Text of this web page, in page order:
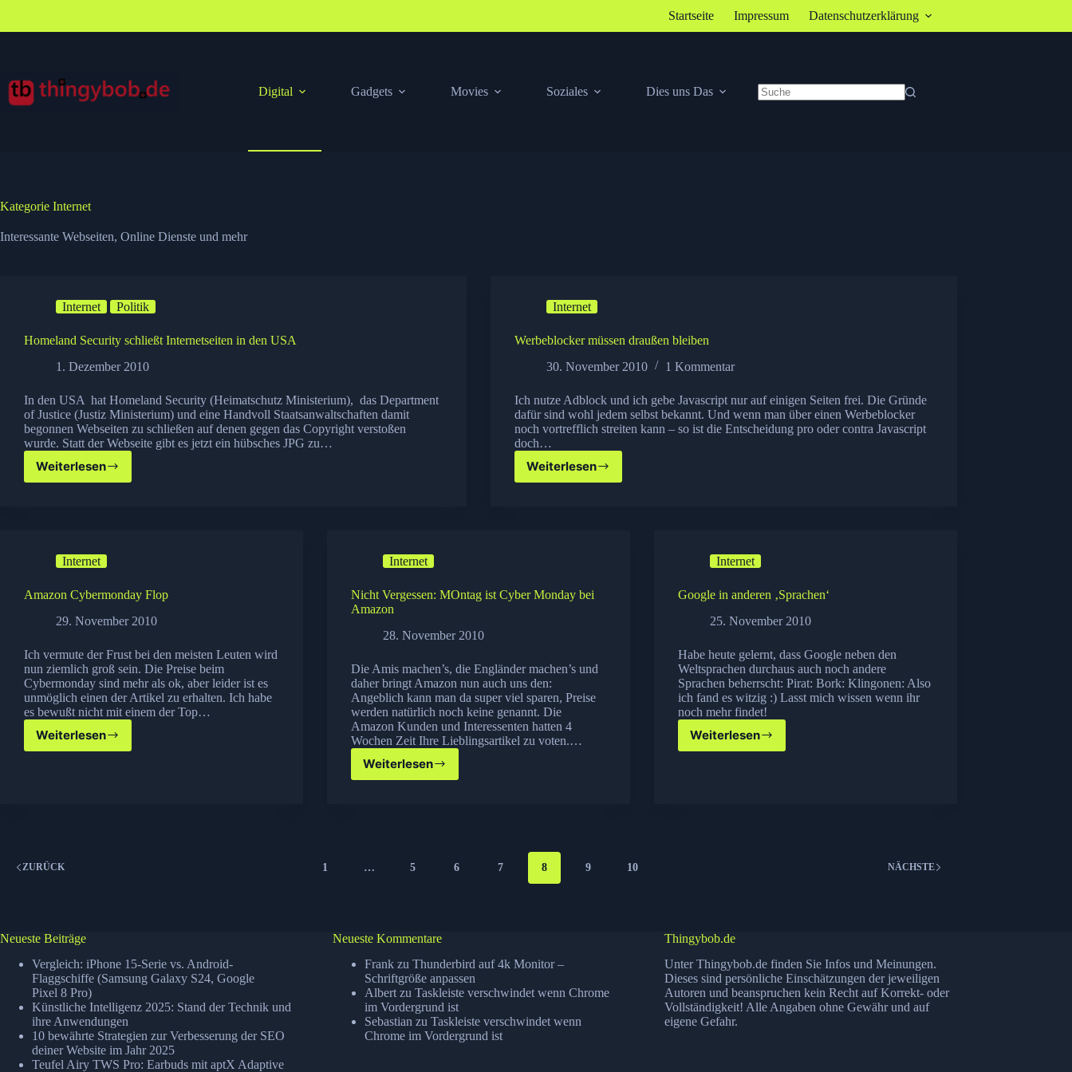
springen
Startseite Impressum Datenschutzerklärung
Digital Gadgets Movies Soziales
Dies uns Das
Kategorie Internet
Interessante Webseiten, Online Dienste und mehr
Internet Politik
Homeland Security schließt Internetseiten in den USA
1. Dezember 2010
In den USA hat Homeland Security (Heimatschutz Ministerium), das Department
of Justice (Justiz Ministerium) und eine Handvoll Staatsanwaltschaften damit
begonnen Webseiten zu schließen auf denen gegen das Copyright verstoßen
wurde. Statt der Webseite gibt es jetzt ein hübsches JPG zu…
Weiterlesen
Homeland
USA
Internet
Werbeblocker müssen draußen bleiben
30. November 2010
1 Kommentar
Ich nutze Adblock und ich gebe Javascript nur auf einigen Seiten frei. Die Gründe
dafür sind wohl jedem selbst bekannt. Und wenn man über einen Werbeblocker
noch vortrefflich streiten kann – so ist die Entscheidung pro oder contra Javascript
doch…
WeiterlesenWerbeblocker
Internet
Amazon Cybermonday Flop
29. November 2010
Ich vermute der Frust bei den meisten Leuten wird
nun ziemlich groß sein. Die Preise beim
Cybermonday sind mehr als ok, aber leider ist es
unmöglich einen der Artikel zu erhalten. Ich habe
es bewußt nicht mit einem der Top…
Weiterlesen
Amazon
Cybermonday
Internet
Nicht Vergessen: MOntag ist Cyber Monday bei
Amazon
28. November 2010
Die Amis machen’s, die Engländer machen’s und
daher bringt Amazon nun auch uns den:
Angeblich kann man da super viel sparen, Preise
werden natürlich noch keine genannt. Die
Amazon Kunden und Interessenten hatten 4
Wochen Zeit Ihre Lieblingsartikel zu voten.…
Weiterlesen
Nicht
Vergessen:
bei
Amazon
Internet
Google in anderen ‚Sprachen‘
25. November 2010
Habe heute gelernt, dass Google neben den
Weltsprachen durchaus auch noch andere
Sprachen beherrscht: Pirat: Bork: Klingonen: Also
ich fand es witzig :) Lasst mich wissen wenn ihr
noch mehr findet!
Weiterlesen
Google
in
ZURÜCK 1 … 5 6 7 8 9 10 NÄCHSTE
Neueste Beiträge
Vergleich: iPhone 15-Serie vs. Android-
Flaggschiffe (Samsung Galaxy S24, Google
Pixel 8 Pro)
Künstliche Intelligenz 2025: Stand der Technik und
ihre Anwendungen
10 bewährte Strategien zur Verbesserung der SEO
deiner Website im Jahr 2025
Teufel Airy TWS Pro: Earbuds mit aptX Adaptive
Neueste Kommentare
Frankzu Thunderbird auf 4k Monitor –
Schriftgröße anpassen
Albertzu Taskleiste verschwindet wenn Chrome
im Vordergrund ist
Sebastian zu Taskleiste verschwindet wenn
Chrome im Vordergrund ist
Thingybob.de
Unter Thingybob.de finden Sie Infos und Meinungen.
Dieses sind persönliche Einschätzungen der jeweiligen
Autoren und beanspruchen kein Recht auf Korrekt- oder
Vollständigkeit! Alle Angaben ohne Gewähr und auf
eigene Gefahr.